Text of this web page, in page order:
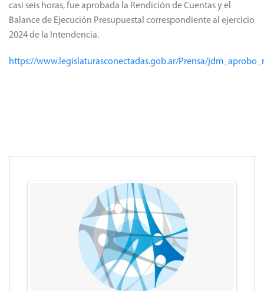
casi seis horas, fue aprobada la Rendición de Cuentas y el
Balance de Ejecución Presupuestal correspondiente al ejercicio
2024 de la Intendencia.
https://www.legislaturasconectadas.gob.ar/Prensa/